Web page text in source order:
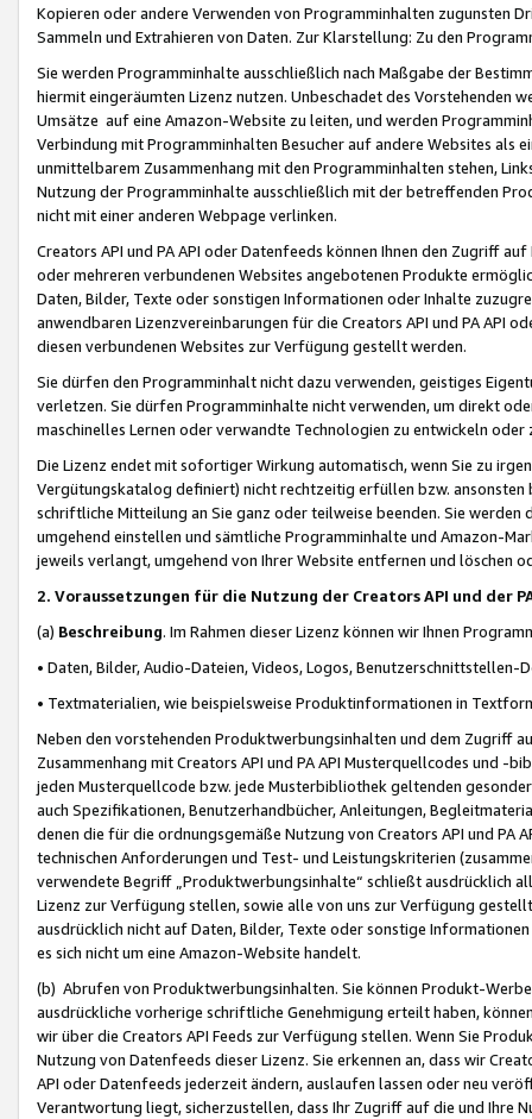
Kopieren oder andere Verwenden von Programminhalten zugunsten
Sammeln und Extrahieren von Daten. Zur Klarstellung: Zu den
Sie werden Programminhalte ausschließlich nach Maßgabe der
hiermit eingeräumten Lizenz nutzen. Unbeschadet des Vorstehenden
Umsätze auf eine Amazon-Website zu leiten, und werden
Verbindung mit Programminhalten Besucher auf andere Websites als
unmittelbarem Zusammenhang mit den Programminhalten stehen,
Nutzung der Programminhalte ausschließlich mit der betreffenden
nicht mit einer anderen Webpage verlinken.
Creators API und PA API oder Datenfeeds können Ihnen den Zugriff
oder mehreren verbundenen Websites angebotenen Produkte
Daten, Bilder, Texte oder sonstigen Informationen oder Inhalte
anwendbaren Lizenzvereinbarungen für die Creators API und PA API
diesen verbundenen Websites zur Verfügung gestellt werden.
Sie dürfen den Programminhalt nicht dazu verwenden, geistiges
verletzen. Sie dürfen Programminhalte nicht verwenden, um direkt
maschinelles Lernen oder verwandte Technologien zu entwickeln
Die Lizenz endet mit sofortiger Wirkung automatisch, wenn Sie zu
Vergütungskatalog definiert) nicht rechtzeitig erfüllen bzw. ansonsten
schriftliche Mitteilung an Sie ganz oder teilweise beenden. Sie werden
umgehend einstellen und sämtliche Programminhalte und Amazon-
jeweils verlangt, umgehend von Ihrer Website entfernen und löschen
2. Voraussetzungen für die Nutzung der Creators API und der
(a) Beschreibung. Im Rahmen dieser Lizenz können wir Ihnen
• Daten, Bilder, Audio-Dateien, Videos, Logos, Benutzerschnittstellen-
• Textmaterialien, wie beispielsweise Produktinformationen in
Neben den vorstehenden Produktwerbungsinhalten und dem Zugriff
Zusammenhang mit Creators API und PA API Musterquellcodes und
jeden Musterquellcode bzw. jede Musterbibliothek geltenden
auch Spezifikationen, Benutzerhandbücher, Anleitungen,
denen die für die ordnungsgemäße Nutzung von Creators API und PA
technischen Anforderungen und Test- und Leistungskriterien
verwendete Begriff „Produktwerbungsinhalte“ schließt ausdrücklich
Lizenz zur Verfügung stellen, sowie alle von uns zur Verfügung
ausdrücklich nicht auf Daten, Bilder, Texte oder sonstige
es sich nicht um eine Amazon-Website handelt.
(b) Abrufen von Produktwerbungsinhalten. Sie können Produkt-
ausdrückliche vorherige schriftliche Genehmigung erteilt haben,
wir über die Creators API Feeds zur Verfügung stellen. Wenn Sie
Nutzung von Datenfeeds dieser Lizenz. Sie erkennen an, dass wir
API oder Datenfeeds jederzeit ändern, auslaufen lassen oder neu
Verantwortung liegt, sicherzustellen, dass Ihr Zugriff auf die und Ihre